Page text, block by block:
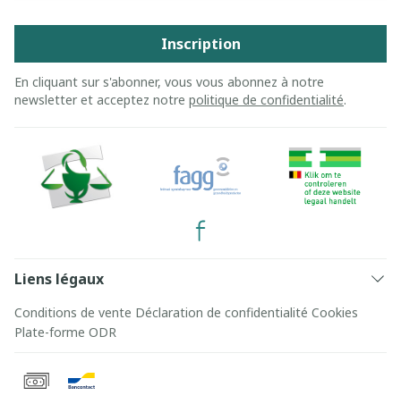
Inscription
En cliquant sur s'abonner, vous vous abonnez à notre
newsletter et acceptez notre politique de confidentialité.
Liens légaux
Conditions de vente Déclaration de confidentialité Cookies
Plate-forme ODR